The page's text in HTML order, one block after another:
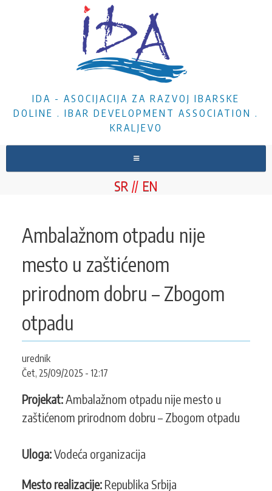
IDA - ASOCIJACIJA ZA RAZVOJ IBARSKE
DOLINE . IBAR DEVELOPMENT ASSOCIATION .
KRALJEVO
PROJEKTI
DOKUMENTA
KONTAKT
SEARCH
FORM
SR EN
Ambalažnom otpadu nije
mesto u zaštićenom
prirodnom dobru – Zbogom
otpadu
urednik
Čet, 25/09/2025 - 12:17
Projekat:Ambalažnom otpadu nije mesto u
zaštićenom prirodnom dobru – Zbogom otpadu
Uloga:Vodeća organizacija
Mesto realizacije: Republika Srbija